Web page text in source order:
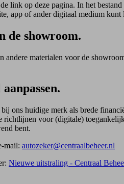
link op deze pagina. In het
app of ander digitaal medium
de showroom.
andere materialen voor de
ons huidige merk als brede
richtlijnen voor (digitale)
bent.
mail: autozeker@centraalbeheer.nl
Nieuwe uitstraling - Centraal